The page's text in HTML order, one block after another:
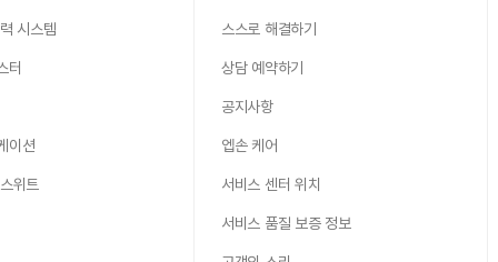
시스템
터
이션
위트
스스로 해결하기
상담 예약하기
공지사항
엡손 케어
서비스 센터 위치
서비스 품질 보증 정보